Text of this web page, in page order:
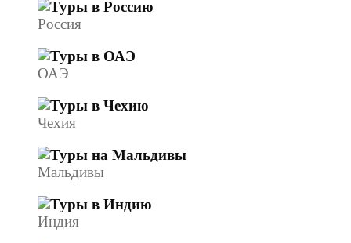
Россия
ОАЭ
Чехия
Мальдивы
Индия